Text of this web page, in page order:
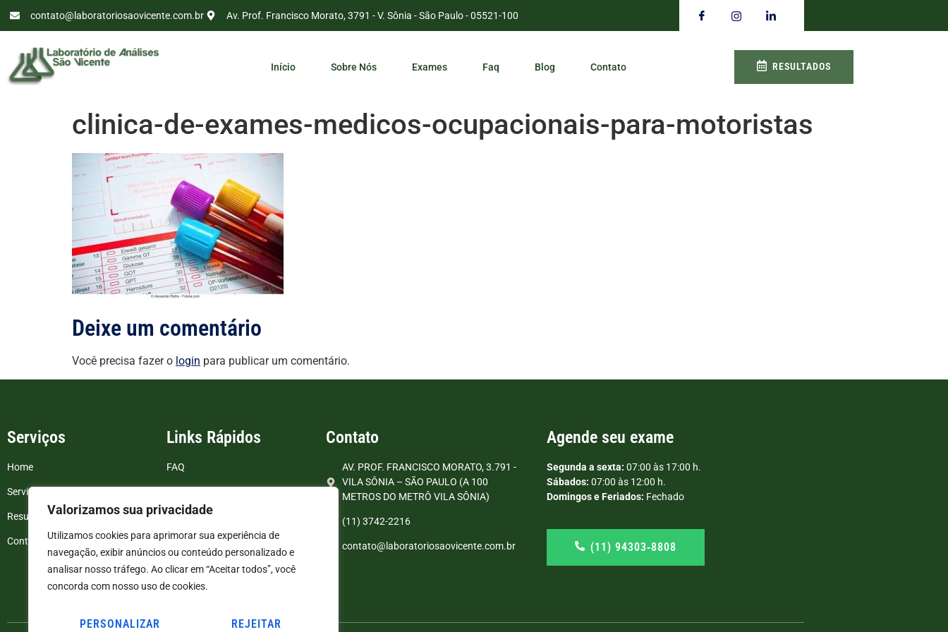
Valorizamos sua privacidade
Utilizamos cookies para aprimorar sua experiência de
navegação, exibir anúncios ou conteúdo personalizado e
analisar nosso tráfego. Ao clicar em “Aceitar todos”, você
concorda com nosso uso de cookies.
PERSONALIZAR REJEITAR
contato@laboratoriosaovicente.com.br Av. Prof. Francisco Morato, 3791 - V. Sônia - São Paulo - 05521-100
Início Sobre Nós Exames Faq Blog Contato RESULTADOS
clinica-de-exames-medicos-ocupacionais-para-motoristas
Deixe um comentário
Você precisa fazer o login para publicar um comentário.
Serviços
Home
Serviços
Resultados de exames
Contato
Links Rápidos
FAQ
Politica de Privacidade
Termos e Condições
Contato
AV. PROF. FRANCISCO MORATO, 3.791 -
VILA SÔNIA – SÃO PAULO (A 100
METROS DO METRÔ VILA SÔNIA)
(11) 3742-2216
contato@laboratoriosaovicente.com.br
Agende seu exame
Segunda a sexta: 07:00 às 17:00 h.
Sábados: 07:00 às 12:00 h.
Domingos e Feriados: Fechado
(11) 94303‑8808